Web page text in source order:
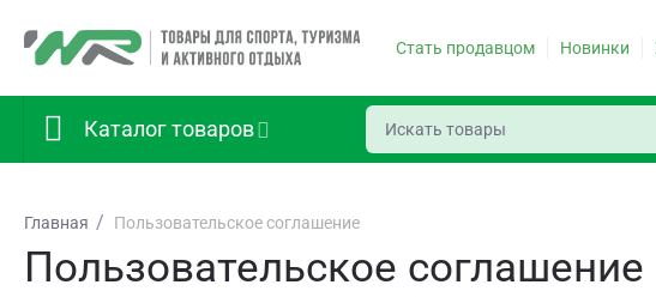
Стать продавцом Новинки
Каталог товаров
Главная / Пользовательское соглашение
Пользовательское соглашение